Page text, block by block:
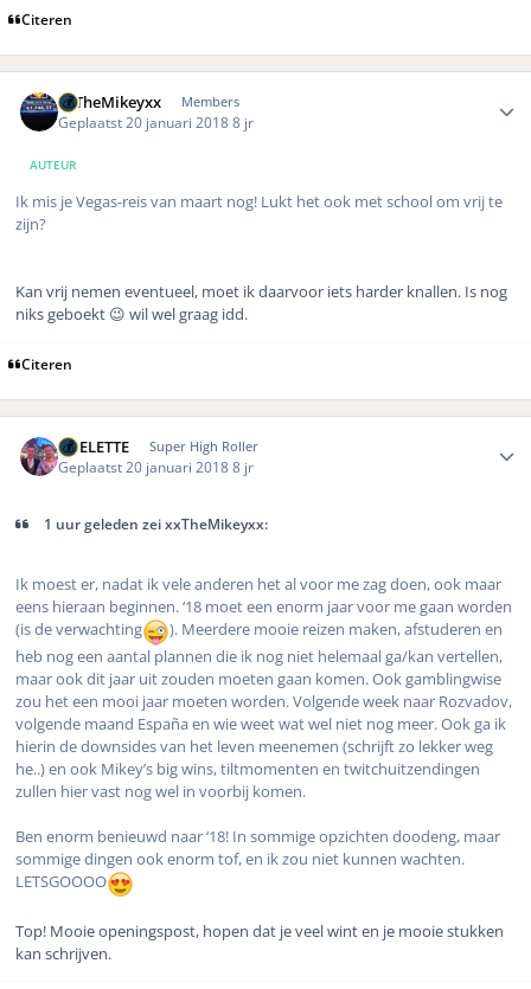
Citeren
xxTheMikeyxx Members
Geplaatst 20 januari 20188 jr
AUTEUR
Ik mis je Vegas-reis van maart nog! Lukt het ook met school om vrij te
zijn?
Kan vrij nemen eventueel, moet ik daarvoor iets harder knallen. Is nog
niks geboekt 😉 wil wel graag idd.
Citeren
ROELETTE Super High Roller
Geplaatst 20 januari 20188 jr
1 uur geleden zei xxTheMikeyxx:
Ik moest er, nadat ik vele anderen het al voor me zag doen, ook maar
eens hieraan beginnen. ‘18 moet een enorm jaar voor me gaan worden
(is de verwachting
). Meerdere mooie reizen maken, afstuderen en
heb nog een aantal plannen die ik nog niet helemaal ga/kan vertellen,
maar ook dit jaar uit zouden moeten gaan komen. Ook gamblingwise
zou het een mooi jaar moeten worden. Volgende week naar Rozvadov,
volgende maand España en wie weet wat wel niet nog meer. Ook ga ik
hierin de downsides van het leven meenemen (schrijft zo lekker weg
he..) en ook Mikey’s big wins, tiltmomenten en twitchuitzendingen
zullen hier vast nog wel in voorbij komen.
Ben enorm benieuwd naar ‘18! In sommige opzichten doodeng, maar
sommige dingen ook enorm tof, en ik zou niet kunnen wachten.
LETSGOOOO
Top! Mooie openingspost, hopen dat je veel wint en je mooie stukken
kan schrijven.